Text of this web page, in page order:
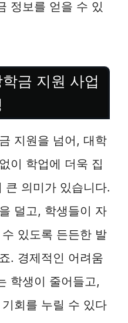
정보를 얻을 수 있
금 지원 사업
지원을 넘어, 대학
이 학업에 더욱 집
큰 의미가 있습니다.
덜고, 학생들이 자
있도록 든든한 발
. 경제적인 어려움
학생이 줄어들고,
회를 누릴 수 있다